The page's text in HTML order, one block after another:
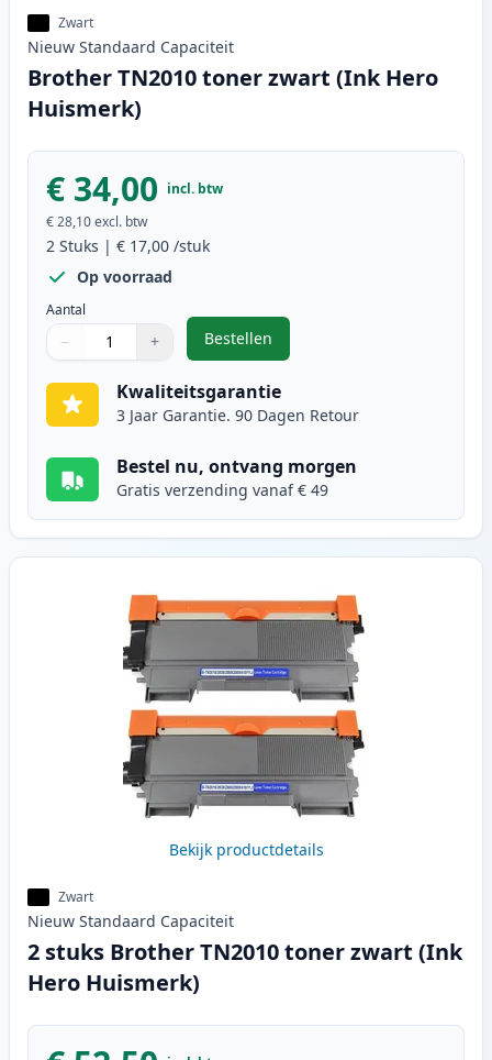
Zwart
Nieuw Standaard Capaciteit
Brother TN2010 toner zwart (Ink Hero
Huismerk)
€ 34,00 incl. btw
€ 28,10excl. btw
2 Stuks | € 17,00 /stuk
Op voorraad
Aantal
Gebruik de knoppen om aan te passen
− +
1
Bestellen
,Brother TN2010 toner zwart (Ink
Kwaliteitsgarantie
3 Jaar Garantie. 90 Dagen Retour
Bestel nu, ontvang morgen
Gratis verzending vanaf € 49
Bekijk productdetails
Zwart
Nieuw Standaard Capaciteit
2 stuks Brother TN2010 toner zwart (Ink
Hero Huismerk)